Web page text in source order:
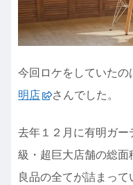
今回ロケをしていたの
明店
さんでした。
去年１２月に有明ガー
級・超巨大店舗の総
良品の全てが詰まって